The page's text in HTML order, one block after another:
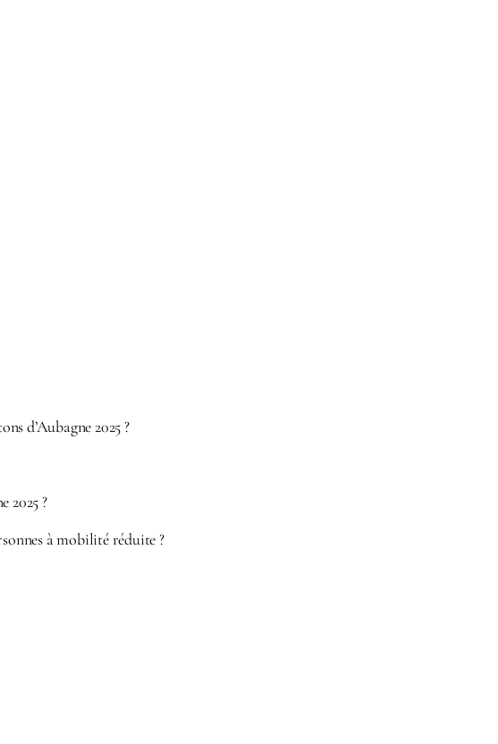
d’Aubagne 2025 ?
2025 ?
à mobilité réduite ?